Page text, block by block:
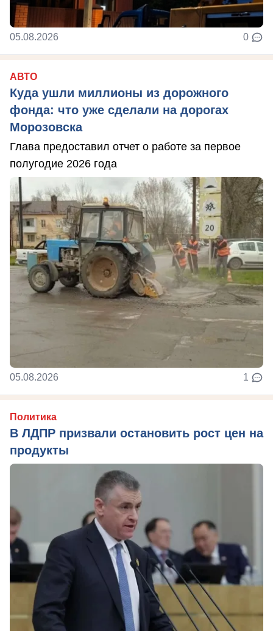
05.08.2026 0
АВТО
Куда ушли миллионы из дорожного
фонда: что уже сделали на дорогах
Морозовска
Глава предоставил отчет о работе за первое
полугодие 2026 года
05.08.2026 1
Политика
В ЛДПР призвали остановить рост цен на
продукты